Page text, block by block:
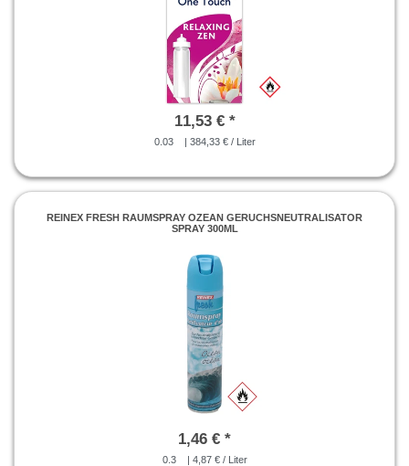
11,53 € *
0.03 | 384,33 € / Liter
REINEX FRESH RAUMSPRAY OZEAN GERUCHSNEUTRALISATOR
SPRAY 300ML
1,46 € *
0.3 | 4,87 € / Liter